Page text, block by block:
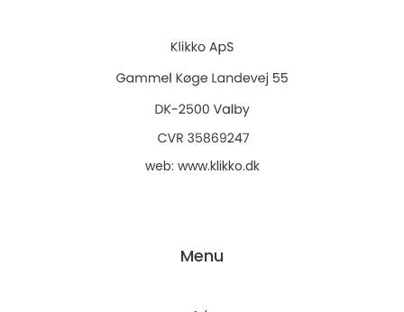
web: www.klikko.dk
Menu